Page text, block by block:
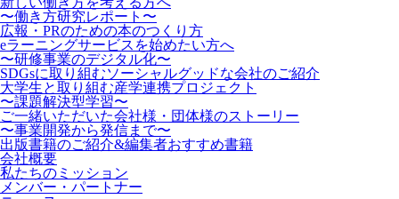
〜働き方研究レポート〜
広報・PRのための本のつくり方
eラーニングサービスを始めたい方へ
〜研修事業のデジタル化〜
SDGsに取り組むソーシャルグッドな会社のご紹介
大学生と取り組む産学連携プロジェクト
〜課題解決型学習〜
ご一緒いただいた会社様・団体様のストーリー
〜事業開発から発信まで〜
出版書籍のご紹介&編集者おすすめ書籍
会社概要
私たちのミッション
メンバー・パートナー